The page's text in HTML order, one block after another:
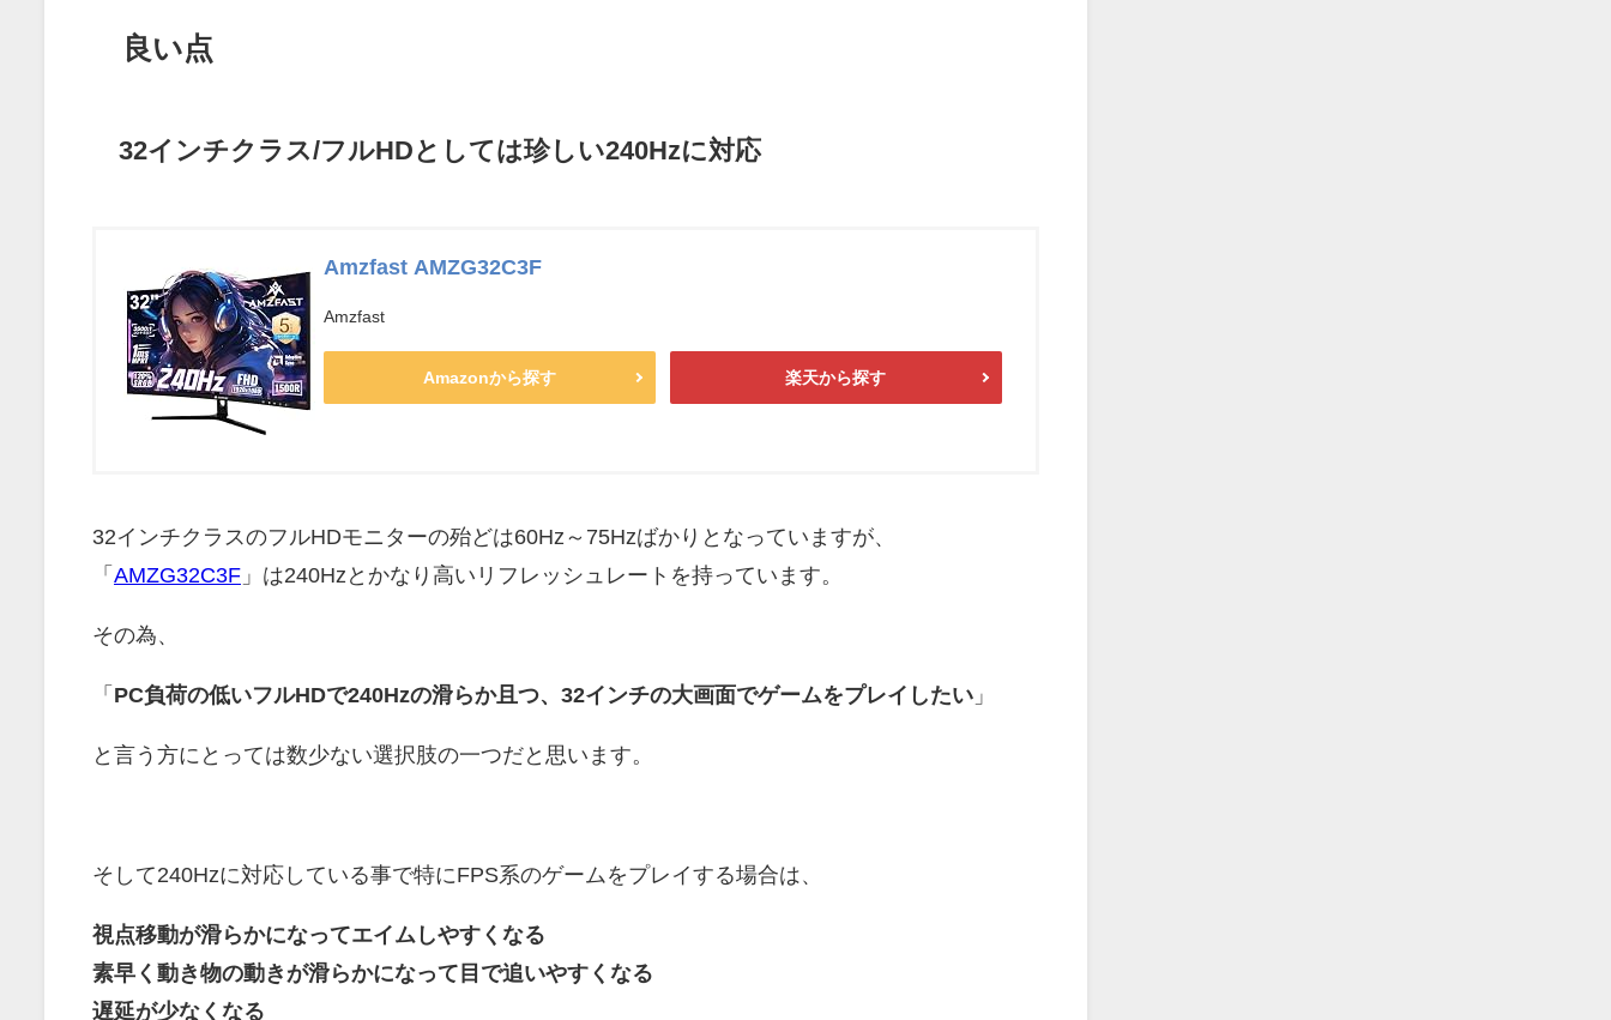
良い点
32インチクラス/フルHDとしては珍しい240Hzに対応
Amzfast AMZG32C3F
Amzfast
Amazonから探す 楽天から探す
32インチクラスのフルHDモニターの殆どは60Hz～75Hzばかりとなっていますが、
「 AMZG32C3F 」は240Hzとかなり高いリフレッシュレートを持っています。
その為、
「 PC負荷の低いフルHDで240Hzの滑らか且つ、32インチの大画面でゲームをプレイしたい 」
と言う方にとっては数少ない選択肢の一つだと思います。
そして240Hzに対応している事で特にFPS系のゲームをプレイする場合は、
視点移動が滑らかになってエイムしやすくなる
素早く動き物の動きが滑らかになって目で追いやすくなる
遅延が少なくなる